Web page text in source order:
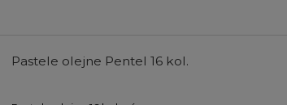
Pastele olejne Pentel 16 kol.